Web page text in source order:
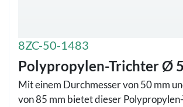
8ZC-50-1483
Polypropylen-Trichter Ø
Mit einem Durchmesser von 50 mm
von 85 mm bietet dieser